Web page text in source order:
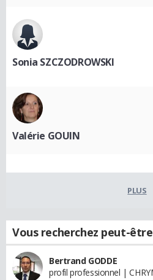
Sonia SZCZODROWSKI
Valérie GOUIN
PLUS
Vous recherchez peut-être
Bertrand GODDE
profil professionnel |